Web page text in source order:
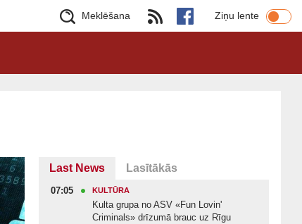
Meklēšana Ziņu lente
Last News Lasītākās
07:05 KULTŪRA
Kulta grupa no ASV «Fun Lovin'
Criminals» drīzumā brauc uz Rīgu